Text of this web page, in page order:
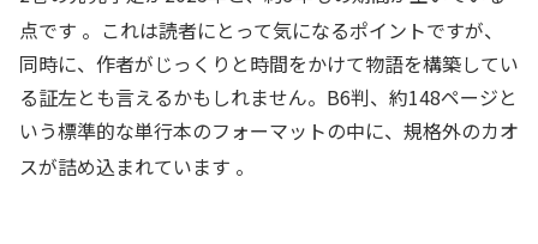
点です 。これは読者にとって気になるポイントですが、
同時に、作者がじっくりと時間をかけて物語を構築してい
る証左とも言えるかもしれません。B6判、約148ページと
いう標準的な単行本のフォーマットの中に、規格外のカオ
スが詰め込まれています 。